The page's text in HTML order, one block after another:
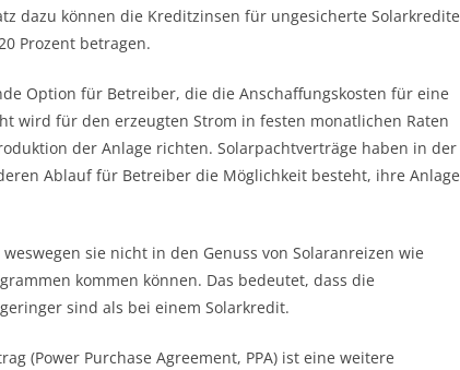
dazu können die Kreditzinsen für ungesicherte Solarkredite
Prozent betragen.
Option für Betreiber, die die Anschaffungskosten für eine
wird für den erzeugten Strom in festen monatlichen Raten
der Anlage richten. Solarpachtverträge haben in der
Ablauf für Betreiber die Möglichkeit besteht, ihre Anlage
sie nicht in den Genuss von Solaranreizen wie
kommen können. Das bedeutet, dass die
sind als bei einem Solarkredit.
(Power Purchase Agreement, PPA) ist eine weitere